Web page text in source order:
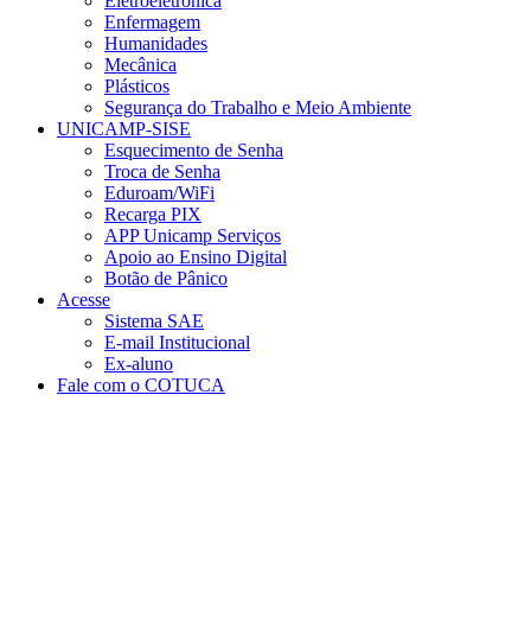
Enfermagem
Humanidades
Mecânica
Plásticos
Segurança do Trabalho e Meio Ambiente
UNICAMP-SISE
Esquecimento de Senha
Troca de Senha
Eduroam/WiFi
Recarga PIX
APP Unicamp Serviços
Apoio ao Ensino Digital
Botão de Pânico
Acesse
Sistema SAE
E-mail Institucional
Ex-aluno
Fale com o COTUCA